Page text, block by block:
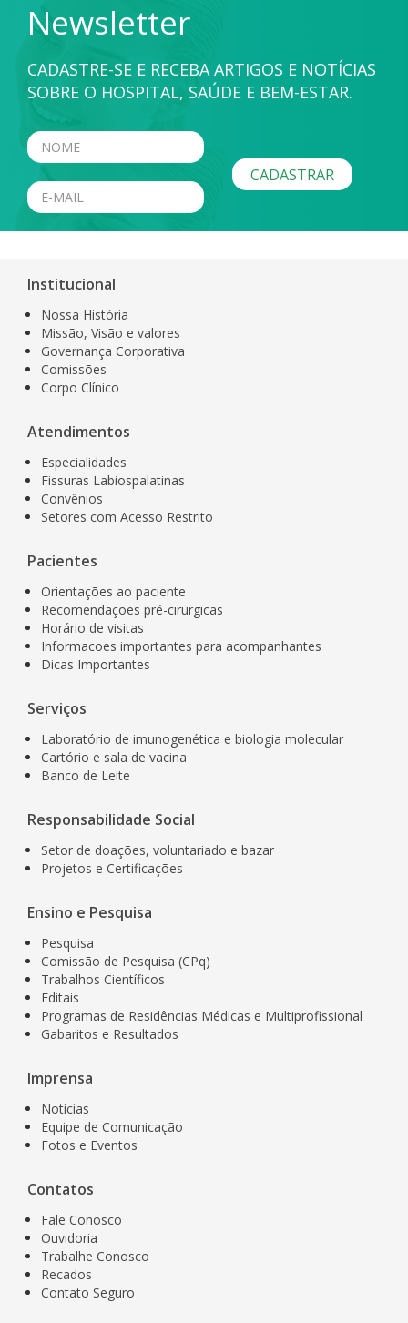
Newsletter
CADASTRE-SE E RECEBA ARTIGOS E NOTÍCIAS
SOBRE O HOSPITAL, SAÚDE E BEM-ESTAR.
Institucional
Nossa História
Missão, Visão e valores
Governança Corporativa
Comissões
Corpo Clínico
Atendimentos
Especialidades
Fissuras Labiospalatinas
Convênios
Setores com Acesso Restrito
Pacientes
Orientações ao paciente
Recomendações pré-cirurgicas
Horário de visitas
Informacoes importantes para acompanhantes
Dicas Importantes
Serviços
Laboratório de imunogenética e biologia molecular
Cartório e sala de vacina
Banco de Leite
Responsabilidade Social
Setor de doações, voluntariado e bazar
Projetos e Certificações
Ensino e Pesquisa
Pesquisa
Comissão de Pesquisa (CPq)
Trabalhos Científicos
Editais
Programas de Residências Médicas e Multiprofissional
Gabaritos e Resultados
Imprensa
Notícias
Equipe de Comunicação
Fotos e Eventos
Contatos
Fale Conosco
Ouvidoria
Trabalhe Conosco
Recados
Contato Seguro